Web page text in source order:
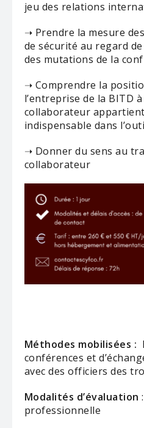
jeu des relations
➝ Prendre la mesure
de sécurité au regard
des mutations de la
➝ Comprendre la
l’entreprise de la BITD
collaborateur
indispensable dans
➝ Donner du sens au
collaborateur
Méthodes mobilisées :
conférences et
avec des officiers des
Modalités d’évaluation
professionnelle